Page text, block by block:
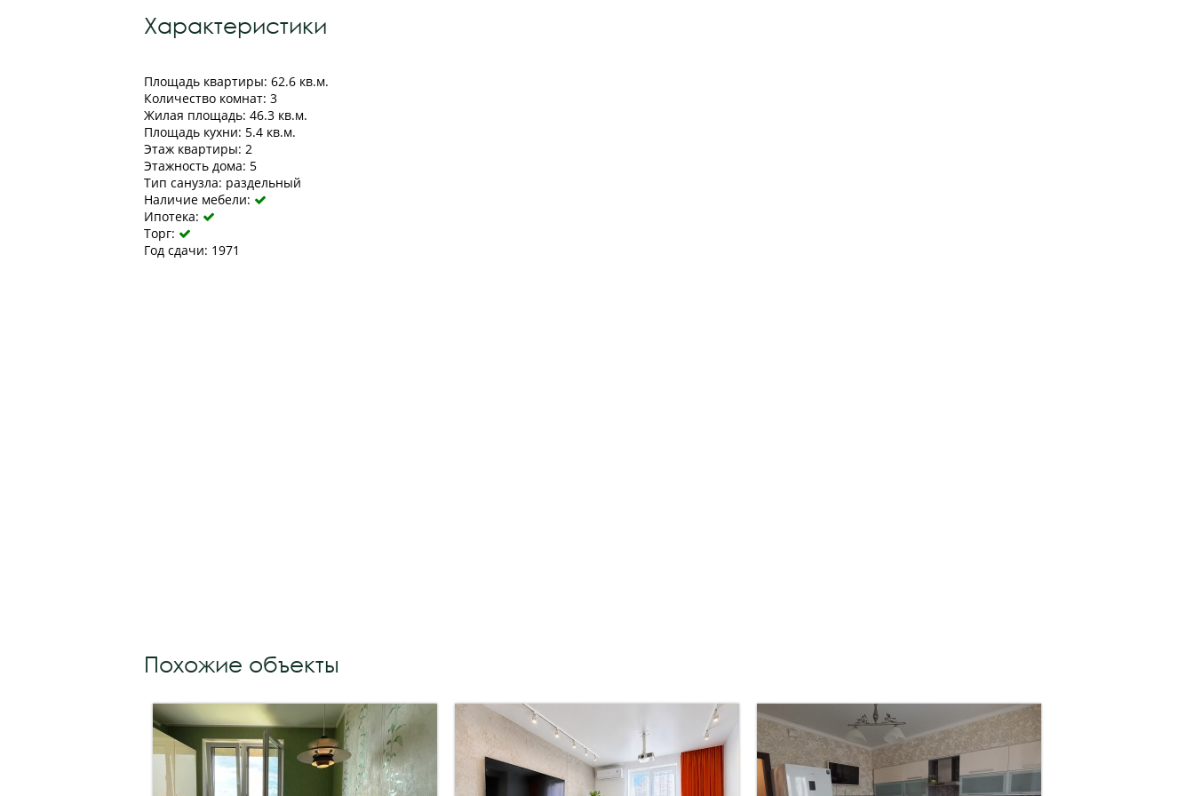
Характеристики
Площадь квартиры: 62.6 кв.м.
Количество комнат: 3
Жилая площадь: 46.3 кв.м.
Площадь кухни: 5.4 кв.м.
Этаж квартиры: 2
Этажность дома: 5
Тип санузла: раздельный
Наличие мебели: 
Ипотека: 
Торг: 
Год сдачи: 1971
Похожие объекты